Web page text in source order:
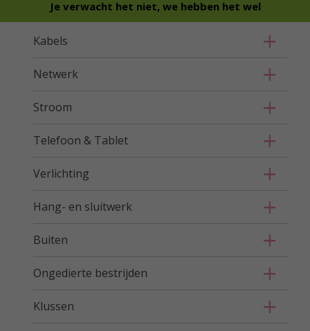
Je verwacht het niet, we hebben het wel
Kabels
Netwerk
Stroom
Telefoon & Tablet
Verlichting
Hang- en sluitwerk
Buiten
Ongedierte bestrijden
Klussen